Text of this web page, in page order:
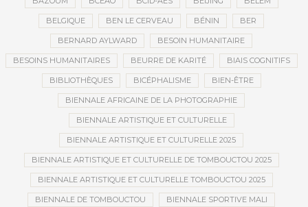
BELGIQUE BEN LE CERVEAU BÉNIN BER
BERNARD AYLWARD BESOIN HUMANITAIRE
BESOINS HUMANITAIRES BEURRE DE KARITÉ BIAIS COGNITIFS
BIBLIOTHÈQUES BICÉPHALISME BIEN-ÊTRE
BIENNALE AFRICAINE DE LA PHOTOGRAPHIE
BIENNALE ARTISTIQUE ET CULTURELLE
BIENNALE ARTISTIQUE ET CULTURELLE 2025
BIENNALE ARTISTIQUE ET CULTURELLE DE TOMBOUCTOU 2025
BIENNALE ARTISTIQUE ET CULTURELLE TOMBOUCTOU 2025
BIENNALE DE TOMBOUCTOU BIENNALE SPORTIVE MALI